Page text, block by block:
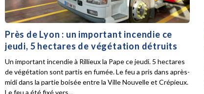
Près de Lyon : un important incendie ce
jeudi, 5 hectares de végétation détruits
Un important incendie à Rillieux la Pape ce jeudi. 5 hectares
de végétation sont partis en fumée. Le feu a pris dans après-
midi dans la partie boisée entre la Ville Nouvelle et Crépieux.
Le feu a été fixé vers...